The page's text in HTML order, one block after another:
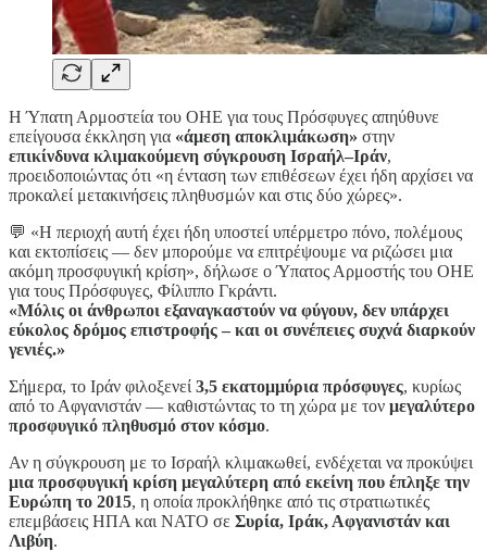
Η Ύπατη Αρμοστεία του ΟΗΕ για τους Πρόσφυγες απηύθυνε
επείγουσα έκκληση για «άμεση αποκλιμάκωση» στην
επικίνδυνα κλιμακούμενη σύγκρουση Ισραήλ–Ιράν,
προειδοποιώντας ότι «η ένταση των επιθέσεων έχει ήδη αρχίσει να
προκαλεί μετακινήσεις πληθυσμών και στις δύο χώρες».
💬 «Η περιοχή αυτή έχει ήδη υποστεί υπέρμετρο πόνο, πολέμους
και εκτοπίσεις — δεν μπορούμε να επιτρέψουμε να ριζώσει μια
ακόμη προσφυγική κρίση», δήλωσε ο Ύπατος Αρμοστής του ΟΗΕ
για τους Πρόσφυγες, Φίλιππο Γκράντι.
«Μόλις οι άνθρωποι εξαναγκαστούν να φύγουν, δεν υπάρχει
εύκολος δρόμος επιστροφής – και οι συνέπειες συχνά διαρκούν
γενιές.»
Σήμερα, το Ιράν φιλοξενεί 3,5 εκατομμύρια πρόσφυγες, κυρίως
από το Αφγανιστάν — καθιστώντας το τη χώρα με τον μεγαλύτερο
προσφυγικό πληθυσμό στον κόσμο.
Αν η σύγκρουση με το Ισραήλ κλιμακωθεί, ενδέχεται να προκύψει
μια προσφυγική κρίση μεγαλύτερη από εκείνη που έπληξε την
Ευρώπη το 2015, η οποία προκλήθηκε από τις στρατιωτικές
επεμβάσεις ΗΠΑ και ΝΑΤΟ σε Συρία, Ιράκ, Αφγανιστάν και
Λιβύη.